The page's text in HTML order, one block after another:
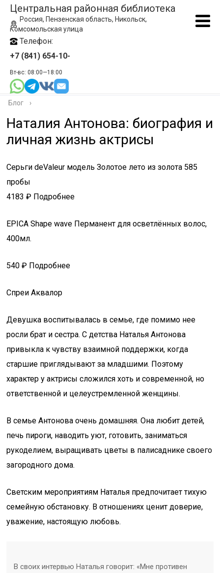
Центральная районная библиотека
Россия, Пензенская область, Никольск,
Комсомольская улица
Телефон:
+7 (841) 654-10-
Вт-вс: 08:00—18:00
Блог ›
Наталия Антонова: биография и
личная жизнь актрисы
Серьги deValeur модель Золотое лето из золота 585
пробы
4183 ₽ Подробнее
EPICA Shape wave Перманент для осветлённых волос,
400мл.
540 ₽ Подробнее
Спреи Аквалор
Девушка воспитывалась в семье, где помимо нее
росли брат и сестра. С детства Наталья Антонова
привыкла к чувству взаимной поддержки, когда
старшие приглядывают за младшими. Поэтому
характер у актрисы сложился хоть и современной, но
ответственной и целеустремленной женщины.
В семье Антонова очень домашняя. Она любит детей,
печь пироги, наводить уют, готовить, заниматься
рукоделием, выращивать цветы в палисаднике своего
загородного дома.
Светским мероприятиям Наталья предпочитает тихую
семейную обстановку. В отношениях ценит доверие,
уважение, настоящую любовь.
В своих интервью Наталья говорит: «Мне противен